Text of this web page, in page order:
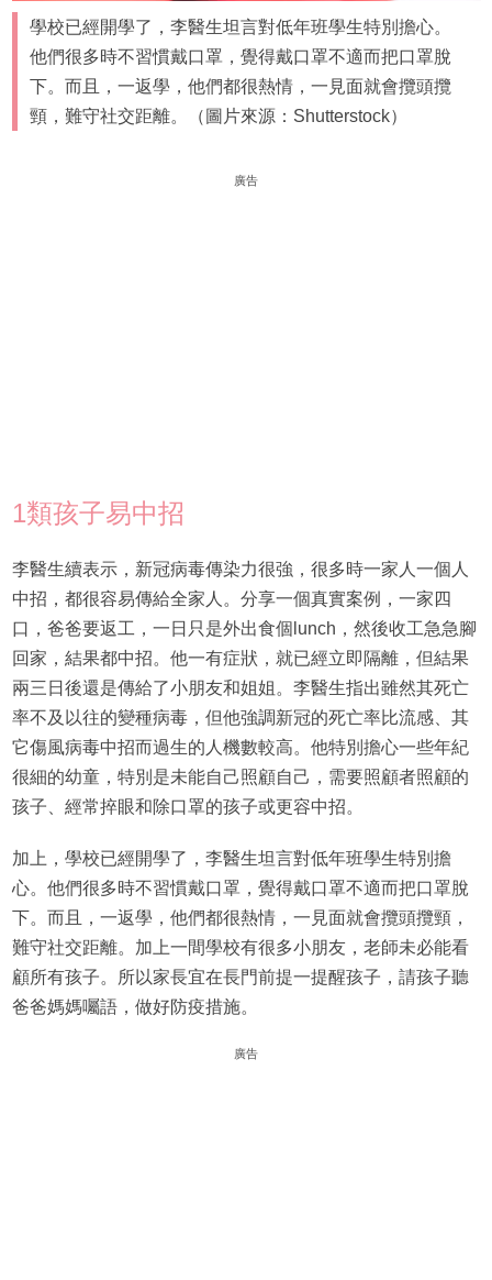
學校已經開學了，李醫生坦言對低年班學生特別擔心。
他們很多時不習慣戴口罩，覺得戴口罩不適而把口罩脫
下。而且，一返學，他們都很熱情，一見面就會攬頭攬
頸，難守社交距離。（圖片來源：Shutterstock）
廣告
1類孩子易中招
李醫生續表示，新冠病毒傳染力很強，很多時一家人一個人
中招，都很容易傳給全家人。分享一個真實案例，一家四
口，爸爸要返工，一日只是外出食個lunch，然後收工急急腳
回家，結果都中招。他一有症狀，就已經立即隔離，但結果
兩三日後還是傳給了小朋友和姐姐。李醫生指出雖然其死亡
率不及以往的變種病毒，但他強調新冠的死亡率比流感、其
它傷風病毒中招而過生的人機數較高。他特別擔心一些年紀
很細的幼童，特別是未能自己照顧自己，需要照顧者照顧的
孩子、經常捽眼和除口罩的孩子或更容中招。
加上，學校已經開學了，李醫生坦言對低年班學生特別擔
心。他們很多時不習慣戴口罩，覺得戴口罩不適而把口罩脫
下。而且，一返學，他們都很熱情，一見面就會攬頭攬頸，
難守社交距離。加上一間學校有很多小朋友，老師未必能看
顧所有孩子。所以家長宜在長門前提一提醒孩子，請孩子聽
爸爸媽媽囑語，做好防疫措施。
廣告